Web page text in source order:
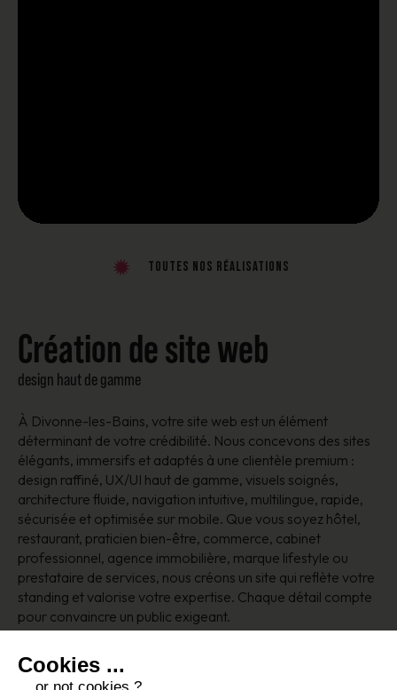
Cookies ...
... or not cookies ?
Toutes nos réalisations
Création de site web
design haut de gamme
À Divonne-les-Bains, votre site web est un élément
déterminant de votre crédibilité. Nous concevons des sites
élégants, immersifs et adaptés à une clientèle premium :
design raffiné, UX/UI haut de gamme, visuels soignés,
architecture fluide, navigation intuitive, multilingue, rapide,
sécurisée et optimisée sur mobile. Que vous soyez hôtel,
restaurant, praticien bien-être, commerce, cabinet
professionnel, agence immobilière, marque lifestyle ou
prestataire de services, nous créons un site qui reflète votre
standing et valorise votre expertise. Chaque détail compte
pour convaincre un public exigeant.
Nous contacter